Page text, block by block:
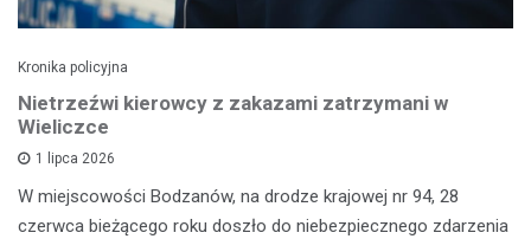
Kronika policyjna
Nietrzeźwi kierowcy z zakazami zatrzymani w
Wieliczce
1 lipca 2026
W miejscowości Bodzanów, na drodze krajowej nr 94, 28
czerwca bieżącego roku doszło do niebezpiecznego zdarzenia